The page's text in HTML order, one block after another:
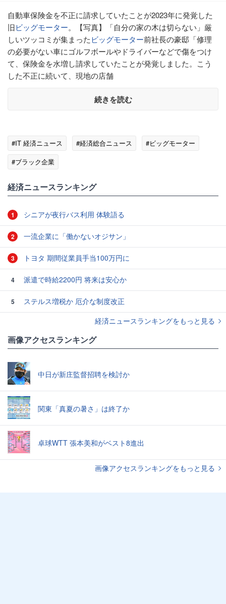
自動車保険金を不正に請求していたことが2023年に発覚した
旧ビッグモーター。【写真】「自分の家の木は切らない」厳
しいツッコミが集まったビッグモーター前社長の豪邸「修理
の必要がない車にゴルフボールやドライバーなどで傷をつけ
て、保険金を水増し請求していたことが発覚しました。こう
した不正に続いて、現地の店舗
続きを読む
#IT 経済ニュース #経済総合ニュース
#ビッグモーター
#ブラック企業
経済ニュースランキング
1 シニアが夜行バス利用 体験語る
2 一流企業に「働かないオジサン」
3 トヨタ 期間従業員手当100万円に
4 派遣で時給2200円 将来は安心か
5
ステルス増税か 厄介な制度改正
経済ニュースランキングをもっと見る
画像アクセスランキング
中日が新庄監督招聘を検討か
関東「真夏の暑さ」は終了か
卓球WTT 張本美和がベスト8進出
画像アクセスランキングをもっと見る